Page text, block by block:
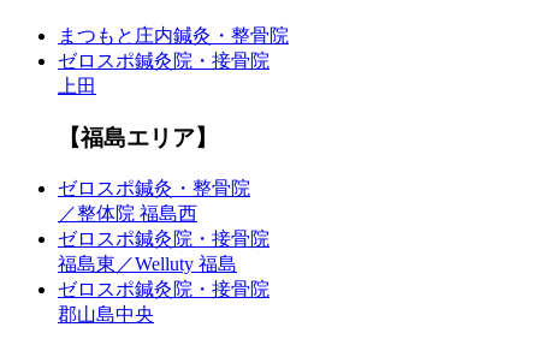
まつもと庄内鍼灸・整骨院
ゼロスポ鍼灸院・接骨院
上田
【福島エリア】
ゼロスポ鍼灸・整骨院
／整体院 福島西
ゼロスポ鍼灸院・接骨院
福島東／Welluty 福島
ゼロスポ鍼灸院・接骨院
郡山島中央